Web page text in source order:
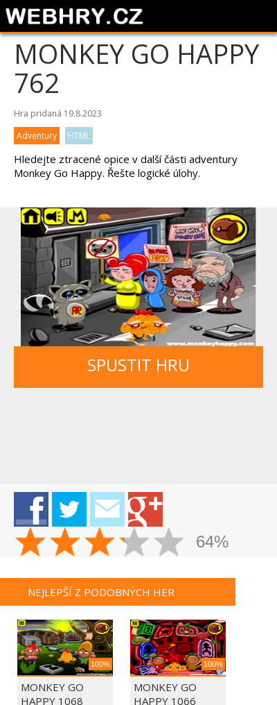
MONKEY GO HAPPY
762
Hra pridaná 19.8.2023
Adventury
HTML
Hledejte ztracené opice v další části adventury
Monkey Go Happy. Řešte logické úlohy.
SPUSTIT HRU
64%
NEJLEPŠÍ Z PODOBNÝCH HER
100%
MONKEY GO
HAPPY 1068
100%
MONKEY GO
HAPPY 1066